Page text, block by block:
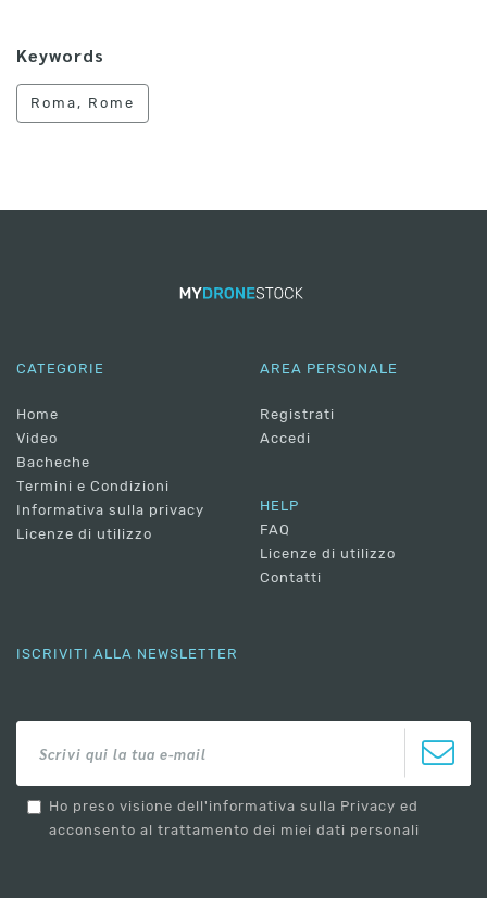
Keywords
Roma, Rome
CATEGORIE
Home
Video
Bacheche
Termini e Condizioni
Informativa sulla privacy
Licenze di utilizzo
AREA PERSONALE
Registrati
Accedi
HELP
FAQ
Licenze di utilizzo
Contatti
ISCRIVITI ALLA NEWSLETTER
Ho preso visione dell'informativa sulla Privacy ed
acconsento al trattamento dei miei dati personali